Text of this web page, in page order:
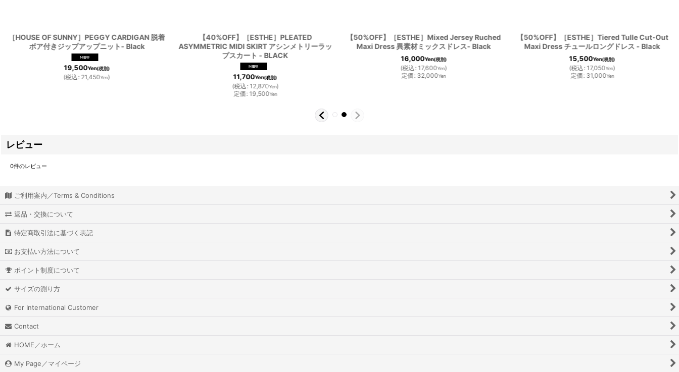
［HOUSE OF SUNNY］PEGGY CARDIGAN 脱着
ボア付きジップアップニット- Black
19,500Yen(税別)
(税込: 21,450Yen)
【40%OFF】［ESTHE］PLEATED
ASYMMETRIC MIDI SKIRT アシンメトリーラッ
プスカート - BLACK
11,700Yen(税別)
(税込: 12,870Yen)
定価: 19,500Yen
【50%OFF】［ESTHE］Mixed Jersey Ruched
Maxi Dress 異素材ミックスドレス- Black
16,000Yen(税別)
(税込: 17,600Yen)
定価: 32,000Yen
【50%OFF】［ESTHE］Tiered Tulle Cut-Out
Maxi Dress チュールロングドレス - Black
15,500Yen(税別)
(税込: 17,050Yen)
定価: 31,000Yen
レビュー
0件のレビュー
ご利用案内／Terms & Conditions
返品・交換について
特定商取引法に基づく表記
お支払い方法について
ポイント制度について
サイズの測り方
For International Customer
Contact
HOME／ホーム
My Page／マイページ